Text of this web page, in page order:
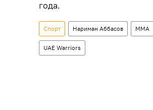
года.
Спорт Нариман Аббасов ММА
UAE Warriors